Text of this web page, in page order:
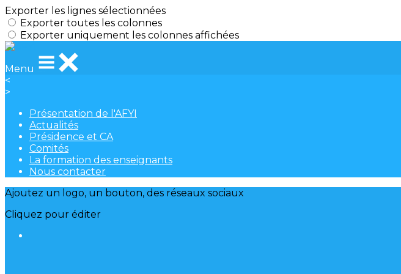
Exporter les lignes sélectionnées
Exporter toutes les colonnes
Exporter uniquement les colonnes affichées
Menu
<
>
Présentation de l'AFYI
Actualités
Présidence et CA
Comités
La formation des enseignants
Nous contacter
Ajoutez un logo, un bouton, des réseaux sociaux
Cliquez pour éditer